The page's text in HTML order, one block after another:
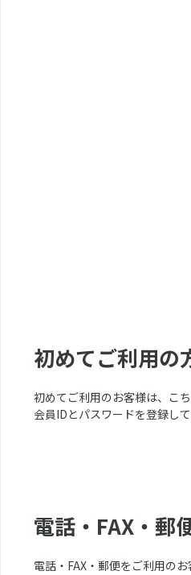
初めてご利用の
初めてご利用のお客様は、こ
会員IDとパスワードを登録し
電話・FAX・郵
電話・FAX・郵便をご利用の